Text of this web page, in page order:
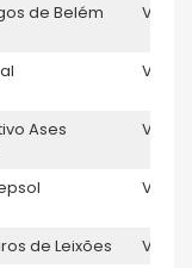
de Belém V5
V5
Ases
V5
V5
de Leixões V5